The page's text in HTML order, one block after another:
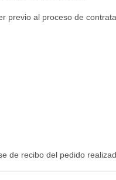
previo al proceso de
de recibo del pedido